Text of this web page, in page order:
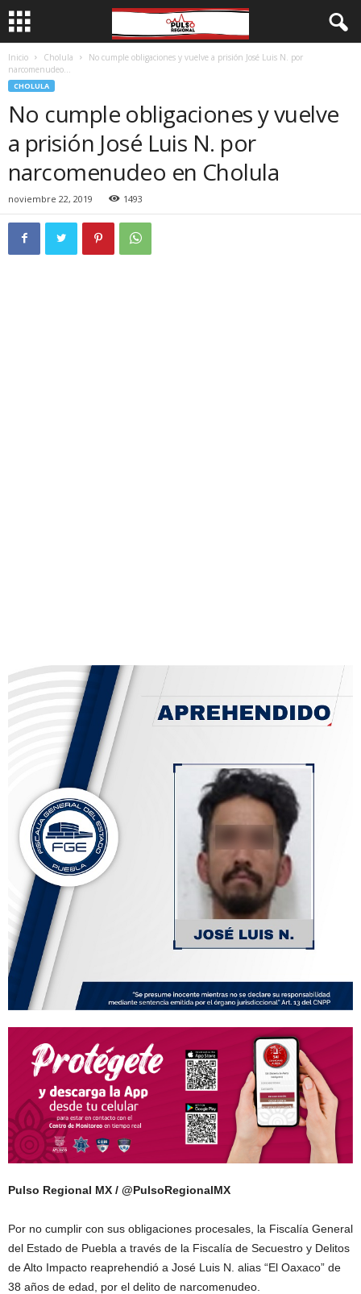
Inicio Cholula
No cumple obligaciones y vuelve a prisión José Luis N. por
narcomenudeo...
CHOLULA
No cumple obligaciones y vuelve
a prisión José Luis N. por
narcomenudeo en Cholula
noviembre 22, 2019 1493
Pulso Regional MX / @PulsoRegionalMX
Por no cumplir con sus obligaciones procesales, la Fiscalía General
del Estado de Puebla a través de la Fiscalía de Secuestro y Delitos
de Alto Impacto reaprehendió a José Luis N. alias “El Oaxaco” de
38 años de edad, por el delito de narcomenudeo.